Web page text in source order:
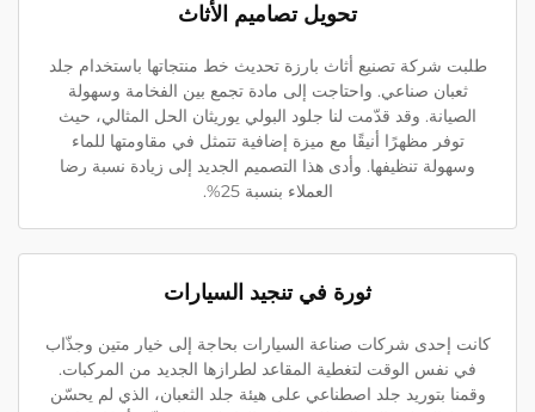
تحويل تصاميم الأثاث
طلبت شركة تصنيع أثاث بارزة تحديث خط منتجاتها باستخدام جلد
ثعبان صناعي. واحتاجت إلى مادة تجمع بين الفخامة وسهولة
الصيانة. وقد قدّمت لنا جلود البولي يوريثان الحل المثالي، حيث
توفر مظهرًا أنيقًا مع ميزة إضافية تتمثل في مقاومتها للماء
وسهولة تنظيفها. وأدى هذا التصميم الجديد إلى زيادة نسبة رضا
العملاء بنسبة 25%.
ثورة في تنجيد السيارات
كانت إحدى شركات صناعة السيارات بحاجة إلى خيار متين وجذّاب
في نفس الوقت لتغطية المقاعد لطرازها الجديد من المركبات.
وقمنا بتوريد جلد اصطناعي على هيئة جلد الثعبان، الذي لم يحسّن